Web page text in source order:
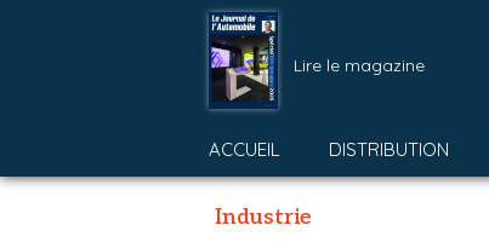
Lire le magazine
ACCUEIL DISTRIBUTION
Industrie